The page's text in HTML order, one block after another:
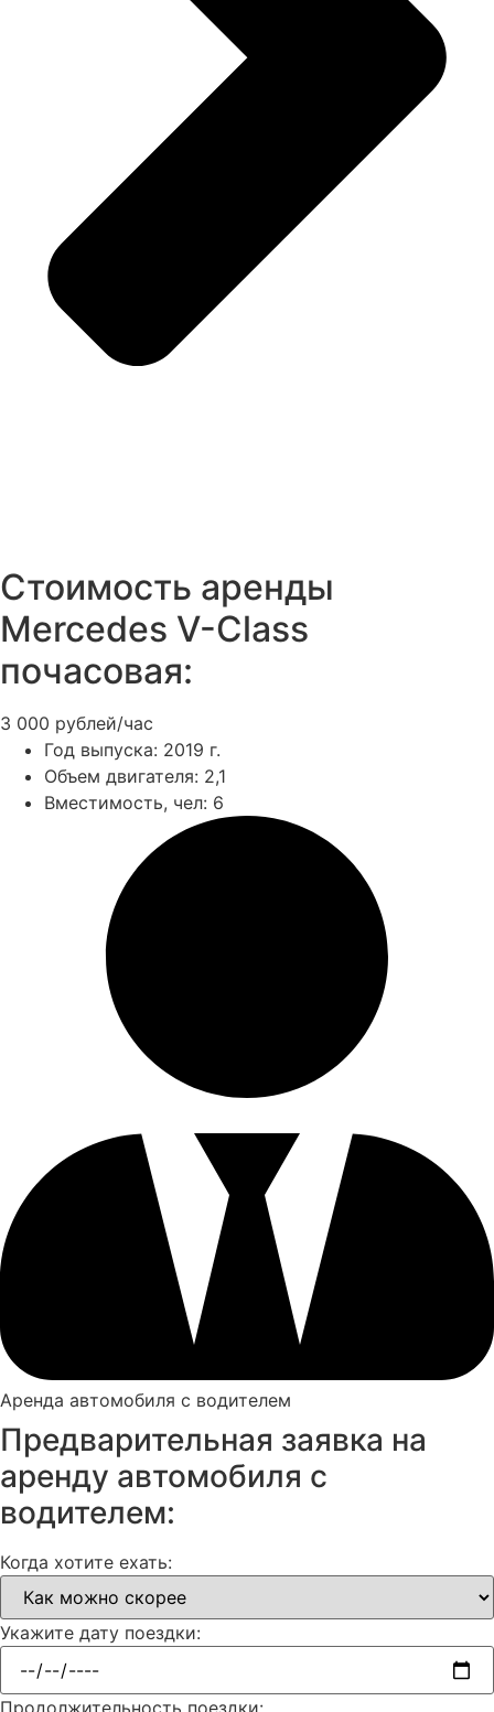
Стоимость аренды
Mercedes V-Class
почасовая:
3 000 рублей/час
Год выпуска: 2019 г.
Объем двигателя: 2,1
Вместимость, чел: 6
Аренда автомобиля с водителем
Предварительная заявка на
аренду автомобиля с
водителем:
Когда хотите ехать:
Укажите дату поездки: